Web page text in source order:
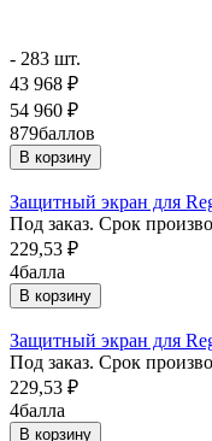
- 283 шт.
43 968 ₽
54 960 ₽
879баллов
В корзину
Защитный экран для
Под заказ. Срок
229,53 ₽
4балла
В корзину
Защитный экран для
Под заказ. Срок
229,53 ₽
4балла
В корзину